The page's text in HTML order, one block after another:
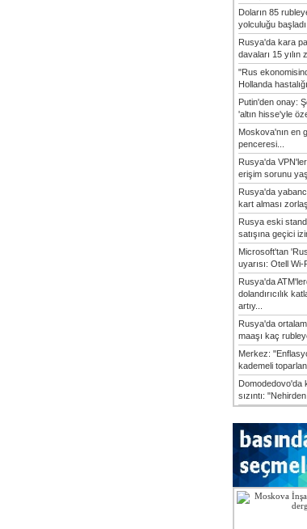
Doların 85
yolculuğu başladı
Rusya'da kara
davaları 15 yılın
"Rus
Hollanda
Putin'den onay:
'altın hisse'yle
Moskova'nın en
penceresi...
Rusya'da
erişim sorunu
Rusya'da
kart alması
Rusya eski
satışına geçici
Microsoft'tan
uyarısı: Otell Wi-
Rusya'da
dolandırıcılık
artıy...
Rusya'da
maaşı kaç
Merkez:
kademeli
Domodedovo'da
sızıntı: